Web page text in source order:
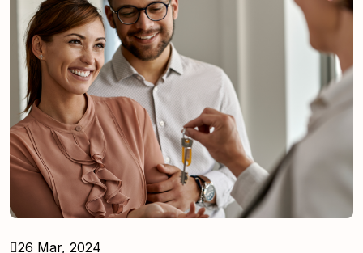
26 Mar, 2024